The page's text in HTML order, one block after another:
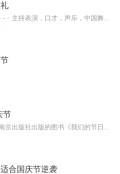
节
合国庆节逆袭